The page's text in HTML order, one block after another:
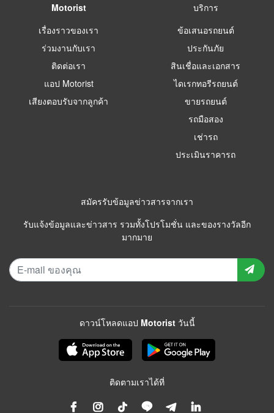
Motorist
เรื่องราวของเรา
ร่วมงานกับเรา
ติดต่อเรา
แอป Motorist
เสียงตอบรับจากลูกค้า
บริการ
ข้อเสนอรถยนต์
ประกันภัย
สินเชื่อและเอกสาร
ไดเรกทอรีรถยนต์
ขายรถยนต์
รถมือสอง
เช่ารถ
ประเมินราคารถ
สมัครรับข้อมูลข่าวสารจากเรา
รับแจ้งข้อมูลและข่าวสาร รวมทั้งโปรโมชั่น และของรางวัลอีก
มากมาย
ดาวน์โหลดแอป Motorist วันนี้
ติดตามเราได้ที่